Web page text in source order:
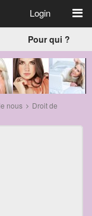
Login
Pour qui ?
nous
Droit de